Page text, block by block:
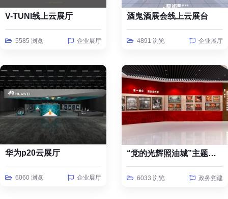
V-TUNI线上云展厅
5585 浏览 企业展厅
酒鬼酒展会线上云展台
4891 浏览 企业展厅
华为p20云展厅
6060 浏览 企业展厅
“党的光辉照油城”主题线上云展览
6033 浏览 政务党建